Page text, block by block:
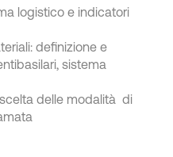
logistico e indicatori
definizione e
sistema
delle modalità di